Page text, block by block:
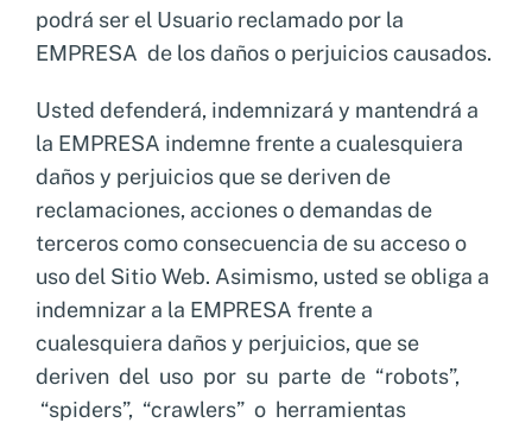
podrá ser el Usuario reclamado por la
EMPRESA de los daños o perjuicios causados.
Usted defenderá, indemnizará y mantendrá a
la EMPRESA indemne frente a cualesquiera
daños y perjuicios que se deriven de
reclamaciones, acciones o demandas de
terceros como consecuencia de su acceso o
uso del Sitio Web. Asimismo, usted se obliga a
indemnizar a la EMPRESA frente a
cualesquiera daños y perjuicios, que se
deriven del uso por su parte de “robots”,
“spiders”, “crawlers” o herramientas